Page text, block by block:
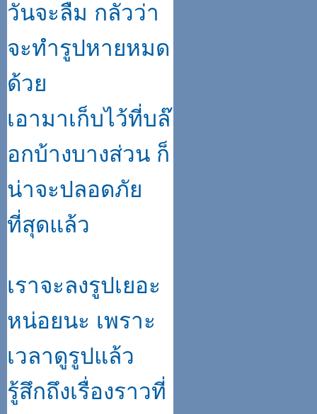
วันจะลืม กลัวว่า
จะทำรูปหายหมด
ด้วย
เอามาเก็บไว้ที่บล๊
อกบ้างบางส่วน ก็
น่าจะปลอดภัย
ที่สุดแล้ว
เราจะลงรูปเยอะ
หน่อยนะ เพราะ
เวลาดูรูปแล้ว
รู้สึกถึงเรื่องราวที่